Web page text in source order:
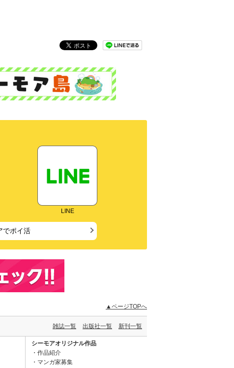
LINE
でポイ活
▲ページTOPへ
雑誌一覧 出版社一覧 新刊一覧
シーモアオリジナル作品
作品紹介
マンガ家募集